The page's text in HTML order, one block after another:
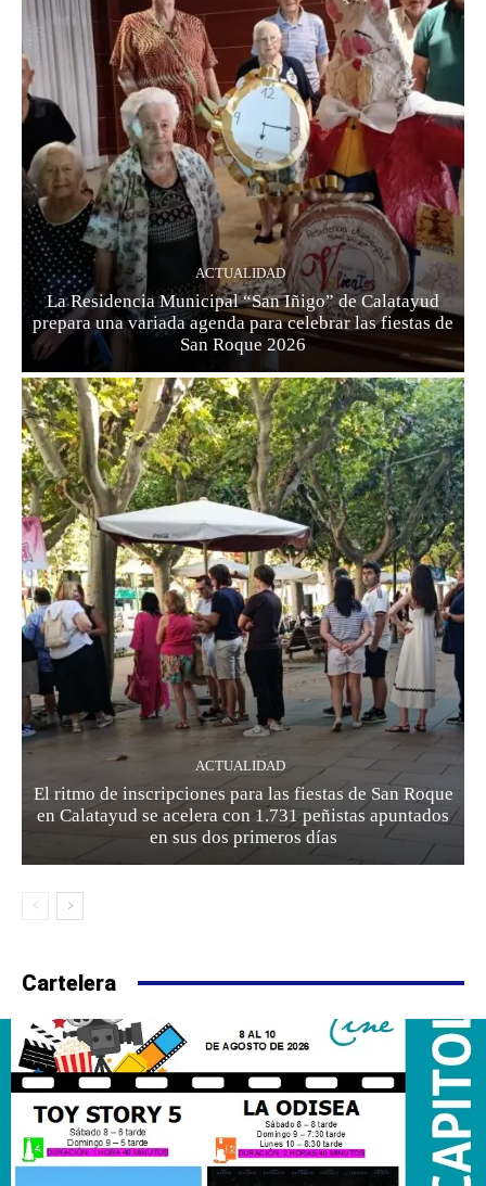
ACTUALIDAD
La Residencia Municipal “San Iñigo” de Calatayud
prepara una variada agenda para celebrar las fiestas de
San Roque 2026
ACTUALIDAD
El ritmo de inscripciones para las fiestas de San Roque
en Calatayud se acelera con 1.731 peñistas apuntados
en sus dos primeros días
Cartelera